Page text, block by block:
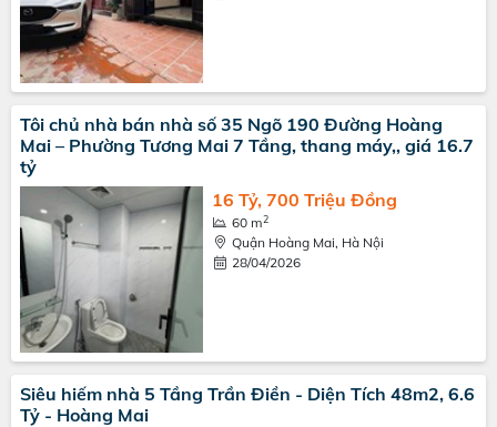
Tôi chủ nhà bán nhà số 35 Ngõ 190 Đường Hoàng
Mai – Phường Tương Mai 7 Tầng, thang máy,, giá 16.7
tỷ
16 Tỷ, 700 Triệu Đồng
60 m2
Quận Hoàng Mai, Hà Nội
28/04/2026
Siêu hiếm nhà 5 Tầng Trần Điền - Diện Tích 48m2, 6.6
Tỷ - Hoàng Mai